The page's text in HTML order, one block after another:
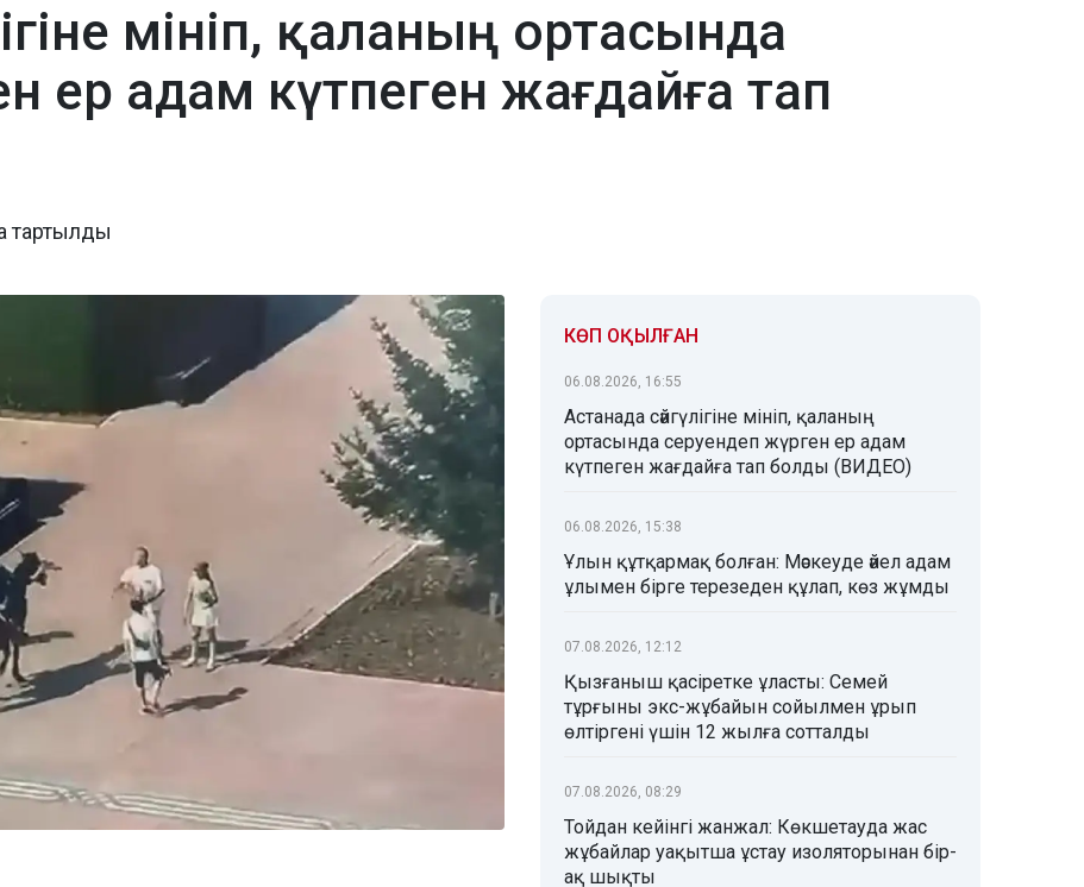
мініп, қаланың ортасында
ер адам күтпеген жағдайға тап
тартылды
КӨП ОҚЫЛҒАН
06.08.2026, 16:55
Астанада сәйгүлігіне мініп, қаланың
ортасында серуендеп жүрген ер адам
күтпеген жағдайға тап болды (ВИДЕО)
06.08.2026, 15:38
Ұлын құтқармақ болған: Мәскеуде әйел адам
ұлымен бірге терезеден құлап, көз жұмды
07.08.2026, 12:12
Қызғаныш қасіретке ұласты: Семей
тұрғыны экс-жұбайын сойылмен ұрып
өлтіргені үшін 12 жылға сотталды
07.08.2026, 08:29
Тойдан кейінгі жанжал: Көкшетауда жас
жұбайлар уақытша ұстау изоляторынан бір-
ақ шықты